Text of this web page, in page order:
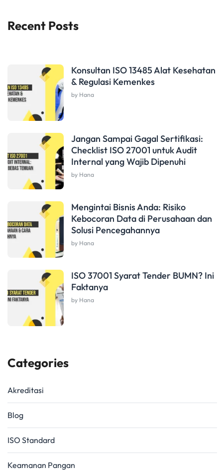
Recent Posts
Konsultan ISO 13485 Alat Kesehatan
& Regulasi Kemenkes
by Hana
Jangan Sampai Gagal Sertifikasi:
Checklist ISO 27001 untuk Audit
Internal yang Wajib Dipenuhi
by Hana
Mengintai Bisnis Anda: Risiko
Kebocoran Data di Perusahaan dan
Solusi Pencegahannya
by Hana
ISO 37001 Syarat Tender BUMN? Ini
Faktanya
by Hana
Categories
Akreditasi
Blog
ISO Standard
Keamanan Pangan